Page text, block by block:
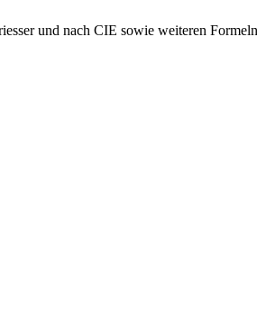
und nach CIE sowie weiteren